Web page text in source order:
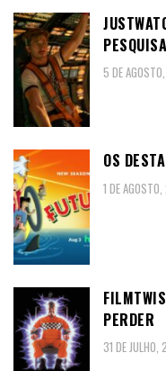
5 DE
OS
1 DE
PERDER
31 DE